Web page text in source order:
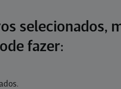
selecionados,
fazer: